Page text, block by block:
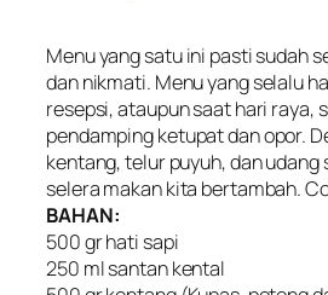
Menu yang satu ini pasti sudah
dan nikmati. Menu yang selalu
resepsi, ataupun saat hari raya,
pendamping ketupat dan opor.
kentang, telur puyuh, dan udang
selera makan kita bertambah.
BAHAN:
500 gr hati sapi
250 ml santan kental